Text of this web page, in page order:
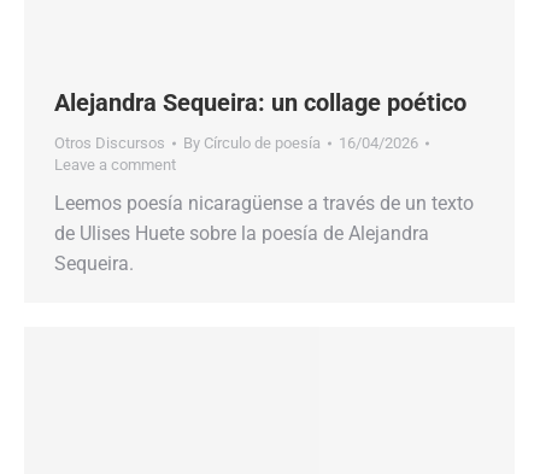
Alejandra Sequeira: un collage poético
Otros Discursos By Círculo de poesía
16/04/2026
Leave a comment
Leemos poesía nicaragüense a través de un texto
de Ulises Huete sobre la poesía de Alejandra
Sequeira.